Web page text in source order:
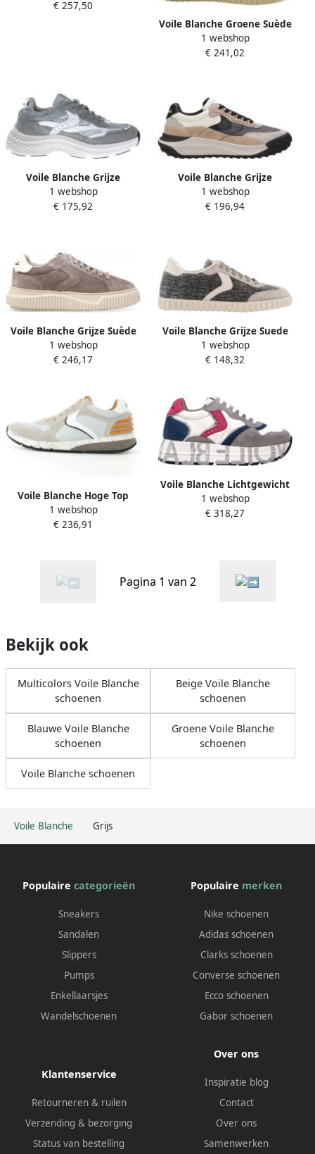
Voile Blanche Grijs
€ 257,50
Voile Blanche Groene Suède
Enkellaars Sneaker Zool
1 webshop
€ 241,02
Voile Blanche Grijze
Sneakers Modern Design
Suede Nylon Mesh
1 webshop
€ 175,92
Voile Blanche Grijze
Sneakers met Leren Details
1 webshop
€ 196,94
Voile Blanche Grijze Suède
Tennissneakers
1 webshop
€ 246,17
Voile Blanche Grijze Suede
Sneaker Ines Stijl
1 webshop
€ 148,32
Voile Blanche Hoge Top
Suede Nylon Sneakers
1 webshop
€ 236,91
Voile Blanche Lichtgewicht
Grijze Sneakers
1 webshop
€ 318,27
Pagina 1 van 2
Bekijk ook
Multicolors Voile Blanche
schoenen
Beige Voile Blanche
schoenen
Blauwe Voile Blanche
schoenen
Groene Voile Blanche
schoenen
Voile Blanche schoenen
Populaire categorieën
Sneakers
Sandalen
Slippers
Pumps
Enkellaarsjes
Wandelschoenen
Populaire merken
Nike schoenen
Adidas schoenen
Clarks schoenen
Converse schoenen
Ecco schoenen
Gabor schoenen
Klantenservice
Retourneren & ruilen
Verzending & bezorging
Status van bestelling
Over ons
Inspiratie blog
Contact
Over ons
Samenwerken